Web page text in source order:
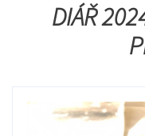
DIÁŘ